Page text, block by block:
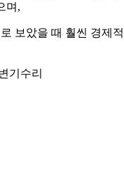
며,
보았을 때 훨씬 경제
기수리